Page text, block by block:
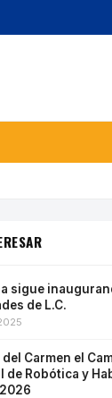
sigue
de L.C.
del Carmen el
de Robótica y